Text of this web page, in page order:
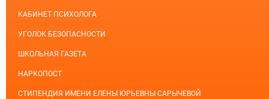
КАБИНЕТ ПСИХОЛОГА
УГОЛОК БЕЗОПАСНОСТИ
ШКОЛЬНАЯ ГАЗЕТА
НАРКОПОСТ
СТИПЕНДИЯ ИМЕНИ ЕЛЕНЫ ЮРЬЕВНЫ САРЫЧЕВОЙ